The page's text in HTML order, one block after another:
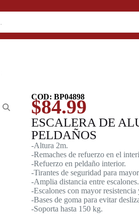
COD: BP04898
$84.99
ESCALERA DE
PELDAÑOS
-Altura 2m.
-Remaches de refuerzo en el
-Refuerzo en peldaño interior.
-Tirantes de seguridad para
-Amplia distancia entre escalones.
-Escalones con mayor resistencia
-Bases de goma para evitar
-Soporta hasta 150 kg.